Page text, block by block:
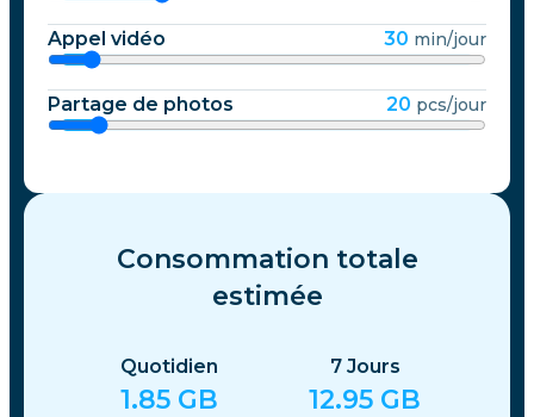
Appel vidéo 30 min/jour
Partage de photos 20 pcs/jour
Consommation totale
estimée
Quotidien
1.85 GB
7 Jours
12.95 GB